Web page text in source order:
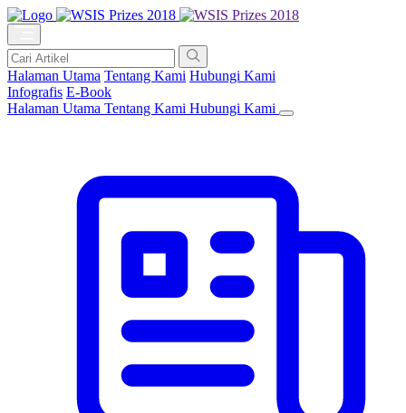
Halaman Utama Tentang Kami Hubungi Kami
Infografis E-Book
Halaman Utama Tentang Kami Hubungi Kami